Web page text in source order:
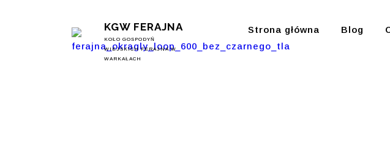
KGW FERAJNA
KOŁO GOSPODYŃ
WIEJSKICH FERAJNA W
WARKAŁACH
Strona główna Blog